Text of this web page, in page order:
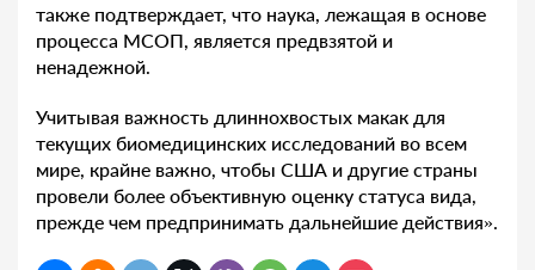
также подтверждает, что наука, лежащая в основе
процесса МСОП, является предвзятой и
ненадежной.
Учитывая важность длиннохвостых макак для
текущих биомедицинских исследований во всем
мире, крайне важно, чтобы США и другие страны
провели более объективную оценку статуса вида,
прежде чем предпринимать дальнейшие действия».